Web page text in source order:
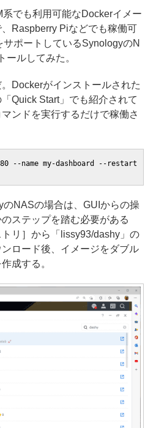
でも利用可能なDockerイメー
Raspberry Piなどでも稼働可
ポートしているSynologyのN
ルしてみた。
Dockerがインストールされた
Quick Start」でも紹介されて
ンドを実行するだけで稼働さ
--name my-dashboard --
NASの場合は、GUIからの操
ステップを踏む必要がある
リ］から「lissy93/dashy」の
ロード後、イメージをダブル
成する。